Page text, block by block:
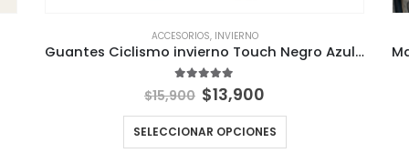
ACCESORIOS, INVIERNO
Guantes Ciclismo invierno Touch Negro Azul Darevie Logo reflectante
out of 5
$15,900 El
precio
original
era:
$13,900
actual
es:
SELECCIONAR OPCIONES